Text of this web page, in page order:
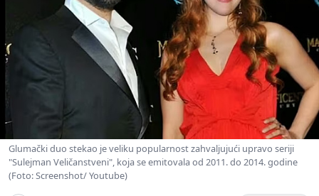
Glumački duo stekao je veliku popularnost zahvaljujući upravo seriji
"Sulejman Veličanstveni", koja se emitovala od 2011. do 2014. godine
(Foto: Screenshot/ Youtube)